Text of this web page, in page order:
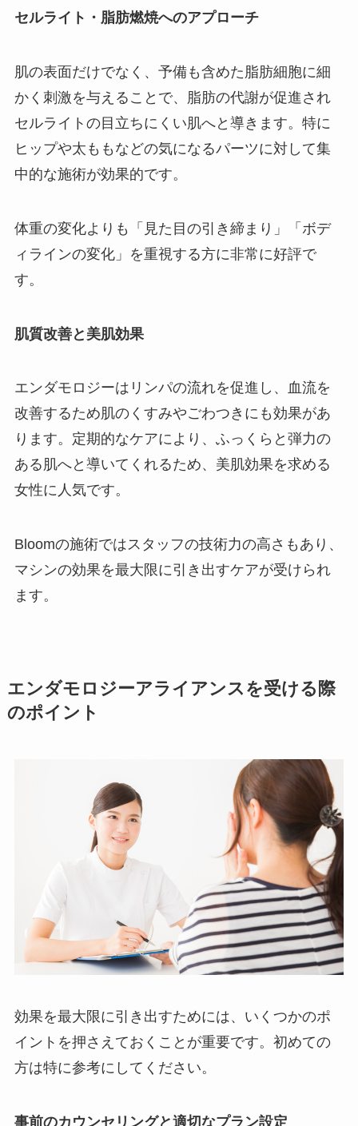
セルライト・脂肪燃焼へのアプローチ
肌の表面だけでなく、予備も含めた脂肪細胞に細
かく刺激を与えることで、脂肪の代謝が促進され
セルライトの目立ちにくい肌へと導きます。特に
ヒップや太ももなどの気になるパーツに対して集
中的な施術が効果的です。
体重の変化よりも「見た目の引き締まり」「ボデ
ィラインの変化」を重視する方に非常に好評で
す。
肌質改善と美肌効果
エンダモロジーはリンパの流れを促進し、血流を
改善するため肌のくすみやごわつきにも効果があ
ります。定期的なケアにより、ふっくらと弾力の
ある肌へと導いてくれるため、美肌効果を求める
女性に人気です。
Bloomの施術ではスタッフの技術力の高さもあり、
マシンの効果を最大限に引き出すケアが受けられ
ます。
エンダモロジーアライアンスを受ける際
のポイント
効果を最大限に引き出すためには、いくつかのポ
イントを押さえておくことが重要です。初めての
方は特に参考にしてください。
事前のカウンセリングと適切なプラン設定